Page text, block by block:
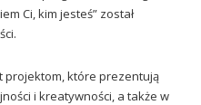
Ci, kim jesteś” został
projektom, które prezentują
i kreatywności, a także w